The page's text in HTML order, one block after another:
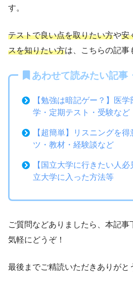
す。
テストで良い点を取りたい方や安
スを知りたい方は、こちらの記事
あわせて読みたい記事
【勉強は暗記ゲー？】医
学・定期テスト・受験など
【超簡単】リスニングを
ツ・教材・経験談など
【国立大学に行きたい人
立大学に入った方法等
ご質問などありましたら、本記
気軽にどうぞ！
最後までご精読いただきありがと